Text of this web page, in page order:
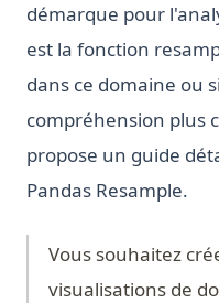
démarque pour
est la fonction
dans ce domaine ou
compréhension plus
propose un guide
Pandas Resample.
Vous souhaitez
visualisations de